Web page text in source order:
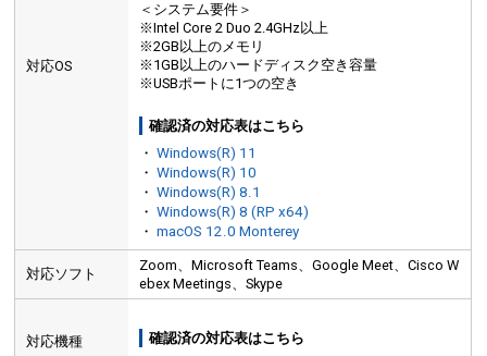
対応OS
＜システム要件＞
※Intel Core 2 Duo 2.4GHz以上
※2GB以上のメモリ
※1GB以上のハードディスク空き容量
※USBポートに1つの空き
確認済の対応表はこちら
・Windows(R) 11
・Windows(R) 10
・Windows(R) 8.1
・Windows(R) 8 (RP x64)
・macOS 12.0 Monterey
対応ソフト
Zoom、Microsoft Teams、Google Meet、Cisco W
ebex Meetings、Skype
対応機種
確認済の対応表はこちら